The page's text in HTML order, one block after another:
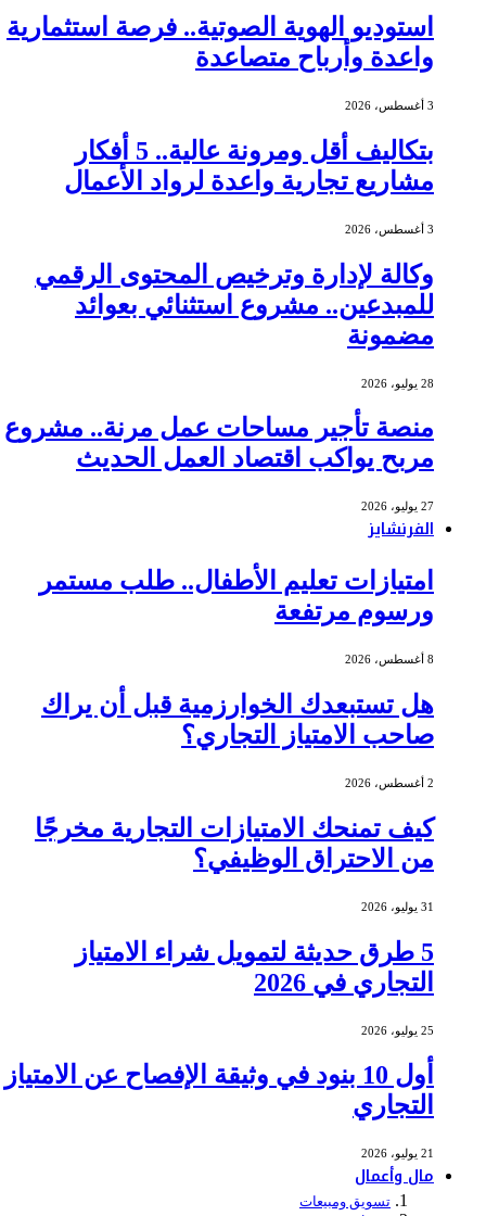
استوديو الهوية الصوتية.. فرصة استثمارية
واعدة وأرباح متصاعدة
3 أغسطس، 2026
بتكاليف أقل ومرونة عالية.. 5 أفكار
مشاريع تجارية واعدة لرواد الأعمال
3 أغسطس، 2026
وكالة لإدارة وترخيص المحتوى الرقمي
للمبدعين.. مشروع استثنائي بعوائد
مضمونة
28 يوليو، 2026
منصة تأجير مساحات عمل مرنة.. مشروع
مربح يواكب اقتصاد العمل الحديث
27 يوليو، 2026
الفرنشايز
امتيازات تعليم الأطفال.. طلب مستمر
ورسوم مرتفعة
8 أغسطس، 2026
هل تستبعدك الخوارزمية قبل أن يراك
صاحب الامتياز التجاري؟
2 أغسطس، 2026
كيف تمنحك الامتيازات التجارية مخرجًا
من الاحتراق الوظيفي؟
31 يوليو، 2026
5 طرق حديثة لتمويل شراء الامتياز
التجاري في 2026
25 يوليو، 2026
أول 10 بنود في وثيقة الإفصاح عن الامتياز
التجاري
21 يوليو، 2026
مال وأعمال
تسويق ومبيعات